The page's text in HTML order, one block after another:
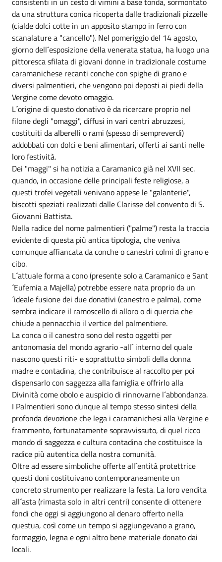
da una struttura conica ricoperta dalle tradizionali pizzelle
(cialde dolci cotte in un apposito stampo in ferro con
scanalature a "cancello"). Nel pomeriggio del 14 agosto,
giorno dell´esposizione della venerata statua, ha luogo una
pittoresca sfilata di giovani donne in tradizionale costume
caramanichese recanti conche con spighe di grano e
diversi palmentieri, che vengono poi deposti ai piedi della
Vergine come devoto omaggio.
L´origine di questo donativo è da ricercare proprio nel
filone degli "omaggi", diffusi in vari centri abruzzesi,
costituiti da alberelli o rami (spesso di sempreverdi)
addobbati con dolci e beni alimentari, offerti ai santi nelle
loro festività.
Dei "maggi" si ha notizia a Caramanico già nel XVII sec.
quando, in occasione delle principali feste religiose, a
questi trofei vegetali venivano appese le "galanterie",
biscotti speziati realizzati dalle Clarisse del convento di S.
Giovanni Battista.
Nella radice del nome palmentieri ("palme") resta la traccia
evidente di questa più antica tipologia, che veniva
comunque affiancata da conche o canestri colmi di grano e
cibo.
L´attuale forma a cono (presente solo a Caramanico e Sant
´Eufemia a Majella) potrebbe essere nata proprio da un
´ideale fusione dei due donativi (canestro e palma), come
sembra indicare il ramoscello di alloro o di quercia che
chiude a pennacchio il vertice del palmentiere.
La conca o il canestro sono del resto oggetti per
antonomasia del mondo agrario -all´ interno del quale
nascono questi riti- e soprattutto simboli della donna
madre e contadina, che contribuisce al raccolto per poi
dispensarlo con saggezza alla famiglia e offrirlo alla
Divinità come obolo e auspicio di rinnovarne l´abbondanza.
I Palmentieri sono dunque al tempo stesso sintesi della
profonda devozione che lega i caramanichesi alla Vergine e
frammento, fortunatamente sopravvissuto, di quel ricco
mondo di saggezza e cultura contadina che costituisce la
radice più autentica della nostra comunità.
Oltre ad essere simboliche offerte all´entità protettrice
questi doni costituivano contemporaneamente un
concreto strumento per realizzare la festa. La loro vendita
all´asta (rimasta solo in altri centri) consente di ottenere
fondi che oggi si aggiungono al denaro offerto nella
questua, così come un tempo si aggiungevano a grano,
formaggio, legna e ogni altro bene materiale donato dai
locali.